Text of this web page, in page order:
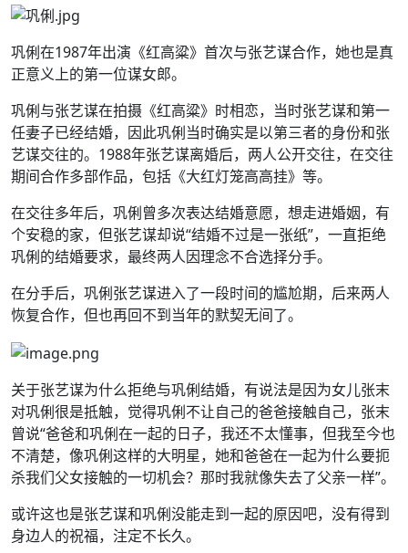
巩俐在1987年出演《红高粱》首次与张艺谋合作，她也是真
正意义上的第一位谋女郎。
巩俐与张艺谋在拍摄《红高粱》时相恋，当时张艺谋和第一
任妻子已经结婚，因此巩俐当时确实是以第三者的身份和张
艺谋交往的。1988年张艺谋离婚后，两人公开交往，在交往
期间合作多部作品，包括《大红灯笼高高挂》等。
在交往多年后，巩俐曾多次表达结婚意愿，想走进婚姻，有
个安稳的家，但张艺谋却说“结婚不过是一张纸”，一直拒绝
巩俐的结婚要求，最终两人因理念不合选择分手。
在分手后，巩俐张艺谋进入了一段时间的尴尬期，后来两人
恢复合作，但也再回不到当年的默契无间了。
关于张艺谋为什么拒绝与巩俐结婚，有说法是因为女儿张末
对巩俐很是抵触，觉得巩俐不让自己的爸爸接触自己，张末
曾说“爸爸和巩俐在一起的日子，我还不太懂事，但我至今也
不清楚，像巩俐这样的大明星，她和爸爸在一起为什么要扼
杀我们父女接触的一切机会？那时我就像失去了父亲一样”。
或许这也是张艺谋和巩俐没能走到一起的原因吧，没有得到
身边人的祝福，注定不长久。